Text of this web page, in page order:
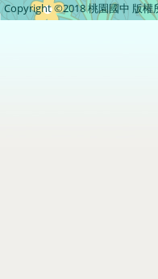
Copyright ©2018 桃園國中 版權